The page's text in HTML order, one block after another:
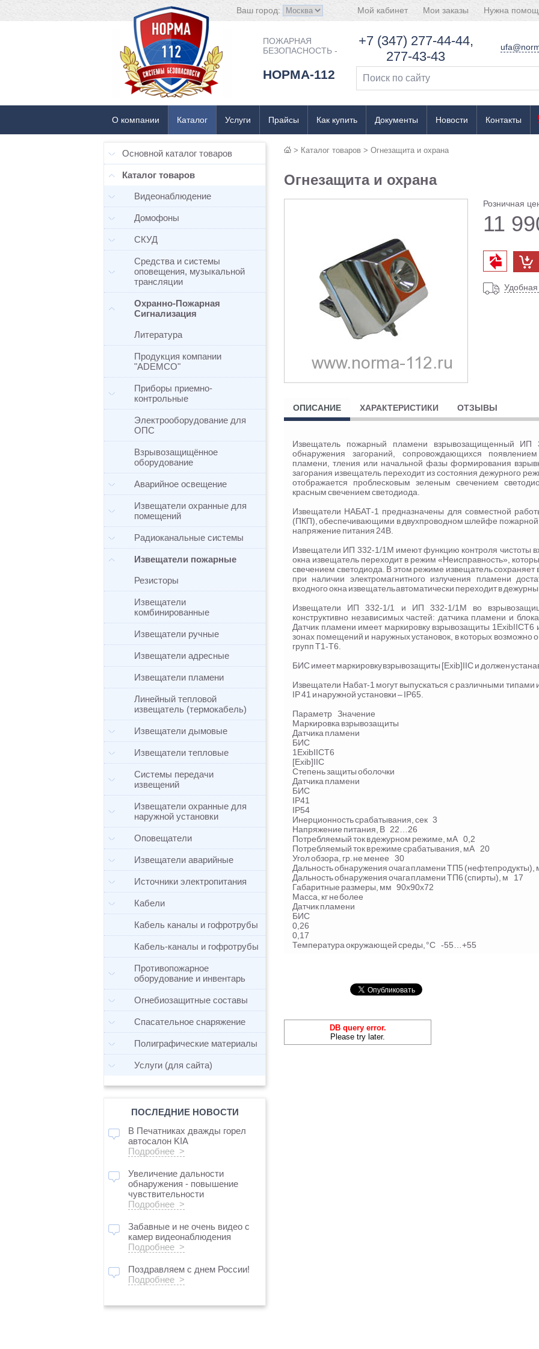
Ваш город: Нужна
Мои заказы
Мой кабинет
ПОЖАРНАЯ
БЕЗОПАСНОСТЬ -
НОРМА-112
+7 (347) 277-44-44,
277-43-43
О компании Каталог Услуги Прайсы Как купить Документы Новости Контакты
> Каталог товаров > Огнезащита и охрана
Основной каталог товаров
Каталог товаров
Видеонаблюдение
Домофоны
СКУД
Средства и системы
оповещения, музыкальной
трансляции
Охранно-Пожарная
Сигнализация
Литература
Продукция компании
"ADEMCO"
Приборы приемно-
контрольные
Электрооборудование для
ОПС
Взрывозащищённое
оборудование
Аварийное освещение
Извещатели охранные для
помещений
Радиоканальные системы
Извещатели пожарные
Резисторы
Извещатели
комбинированные
Извещатели ручные
Извещатели адресные
Извещатели пламени
Линейный тепловой
извещатель (термокабель)
Извещатели дымовые
Извещатели тепловые
Системы передачи
извещений
Извещатели охранные для
наружной установки
Оповещатели
Извещатели аварийные
Источники электропитания
Кабели
Кабель каналы и гофротрубы
Кабель-каналы и гофротрубы
Противопожарное
оборудование и инвентарь
Огнебиозащитные составы
Спасательное снаряжение
Полиграфические материалы
Услуги (для сайта)
ПОСЛЕДНИЕ НОВОСТИ
В Печатниках дважды горел
автосалон KIA
Подробнее >
Увеличение дальности
обнаружения - повышение
чувствительности
Подробнее >
Забавные и не очень видео с
камер видеонаблюдения
Подробнее >
Поздравляем с днем России!
Подробнее >
Огнезащита и охрана
Розничная
11
Удобная
ОПИСАНИЕ ХАРАКТЕРИСТИКИ ОТЗЫВЫ
Извещатель пожарный пламени взрывозащищенный ИП
обнаружения загораний, сопровождающихся появлением
пламени, тления или начальной фазы формирования
загорания извещатель переходит из состояния дежурного
отображается проблесковым зеленым свечением
красным свечением светодиода.
Извещатели НАБАТ-1 предназначены для совместной
(ПКП), обеспечивающими в двухпроводном шлейфе пожарной
напряжение питания 24В.
Извещатели ИП 332-1/1М имеют функцию контроля чистоты
окна извещатель переходит в режим «Неисправность»,
свечением светодиода. В этом режиме извещатель
при наличии электромагнитного излучения пламени
входного окна извещатель автоматически переходит в
Извещатели ИП 332-1/1 и ИП 332-1/1М во
конструктивно независимых частей: датчика пламени и
Датчик пламени имеет маркировку взрывозащиты
зонах помещений и наружных установок, в которых возможно
групп Т1-Т6.
БИС имеет маркировку взрывозащиты [Exib]IIC и должен
Извещатели Набат-1 могут выпускаться с различными типами
IP 41 и наружной установки – IP65.
Параметр Значение
Маркировка взрывозащиты
Датчика пламени
БИС
1ExibIICТ6
[Exib]IIC
Степень защиты оболочки
Датчика пламени
БИС
IP41
IP54
Инерционность срабатывания, сек 3
Напряжение питания, В 22…26
Потребляемый ток в дежурном режиме, мА 0,2
Потребляемый ток в режиме срабатывания, мА 20
Угол обзора, гр. не менее 30
Дальность обнаружения очага пламени ТП5
Дальность обнаружения очага пламени ТП6 (спирты), м 17
Габаритные размеры, мм 90х90х72
Масса, кг не более
Датчик пламени
БИС
0,26
0,17
Температура окружающей среды, °С -55…+55
DB query error.
Please try later.